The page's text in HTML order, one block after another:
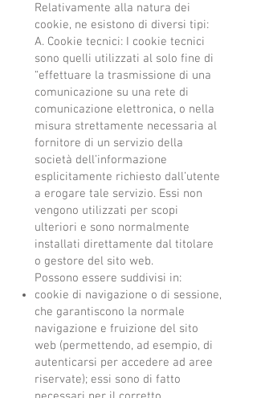
Relativamente alla natura dei
cookie, ne esistono di diversi tipi:
A. Cookie tecnici: I cookie tecnici
sono quelli utilizzati al solo fine di
“effettuare la trasmissione di una
comunicazione su una rete di
comunicazione elettronica, o nella
misura strettamente necessaria al
fornitore di un servizio della
società dell’informazione
esplicitamente richiesto dall’utente
a erogare tale servizio. Essi non
vengono utilizzati per scopi
ulteriori e sono normalmente
installati direttamente dal titolare
o gestore del sito web.
Possono essere suddivisi in:
cookie di navigazione o di sessione,
che garantiscono la normale
navigazione e fruizione del sito
web (permettendo, ad esempio, di
autenticarsi per accedere ad aree
riservate); essi sono di fatto